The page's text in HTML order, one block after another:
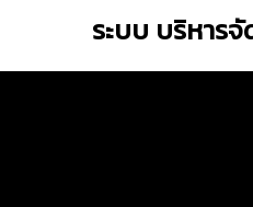
ระบบ บริหาร